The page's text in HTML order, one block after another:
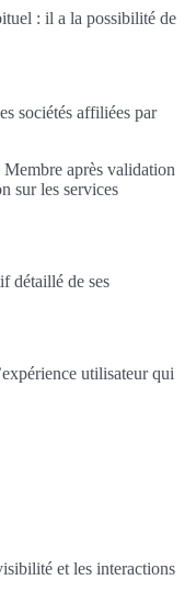
: il a la possibilité de
sociétés affiliées par
après validation
sur les services
détaillé de ses
utilisateur qui
et les interactions